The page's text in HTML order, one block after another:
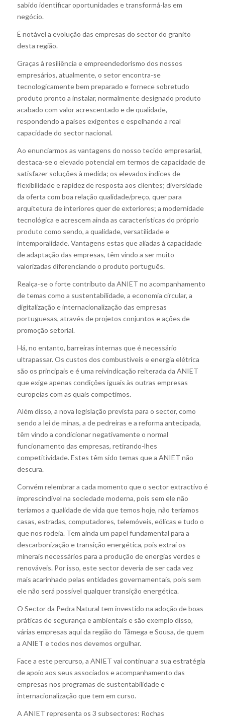
sabido identificar oportunidades e transformá-las em
negócio.
É notável a evolução das empresas do sector do granito
desta região.
Graças à resiliência e empreendedorismo dos nossos
empresários, atualmente, o setor encontra-se
tecnologicamente bem preparado e fornece sobretudo
produto pronto a instalar, normalmente designado produto
acabado com valor acrescentado e de qualidade,
respondendo a países exigentes e espelhando a real
capacidade do sector nacional.
Ao enunciarmos as vantagens do nosso tecido empresarial,
destaca-se o elevado potencial em termos de capacidade de
satisfazer soluções à medida; os elevados índices de
flexibilidade e rapidez de resposta aos clientes; diversidade
da oferta com boa relação qualidade/preço, quer para
arquitetura de interiores quer de exteriores; a modernidade
tecnológica e acrescem ainda as características do próprio
produto como sendo, a qualidade, versatilidade e
intemporalidade. Vantagens estas que aliadas à capacidade
de adaptação das empresas, têm vindo a ser muito
valorizadas diferenciando o produto português.
Realça-se o forte contributo da ANIET no acompanhamento
de temas como a sustentabilidade, a economia circular, a
digitalização e internacionalização das empresas
portuguesas, através de projetos conjuntos e ações de
promoção setorial.
Há, no entanto, barreiras internas que é necessário
ultrapassar. Os custos dos combustíveis e energia elétrica
são os principais e é uma reivindicação reiterada da ANIET
que exige apenas condições iguais às outras empresas
europeias com as quais competimos.
Além disso, a nova legislação prevista para o sector, como
sendo a lei de minas, a de pedreiras e a reforma antecipada,
têm vindo a condicionar negativamente o normal
funcionamento das empresas, retirando-lhes
competitividade. Estes têm sido temas que a ANIET não
descura.
Convém relembrar a cada momento que o sector extractivo é
imprescindível na sociedade moderna, pois sem ele não
teríamos a qualidade de vida que temos hoje, não teríamos
casas, estradas, computadores, telemóveis, eólicas e tudo o
que nos rodeia. Tem ainda um papel fundamental para a
descarbonização e transição energética, pois extrai os
minerais necessários para a produção de energias verdes e
renováveis. Por isso, este sector deveria de ser cada vez
mais acarinhado pelas entidades governamentais, pois sem
ele não será possível qualquer transição energética.
O Sector da Pedra Natural tem investido na adoção de boas
práticas de segurança e ambientais e são exemplo disso,
várias empresas aqui da região do Tâmega e Sousa, de quem
a ANIET e todos nos devemos orgulhar.
Face a este percurso, a ANIET vai continuar a sua estratégia
de apoio aos seus associados e acompanhamento das
empresas nos programas de sustentabilidade e
internacionalização que tem em curso.
A ANIET representa os 3 subsectores: Rochas